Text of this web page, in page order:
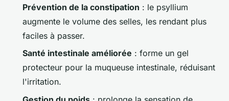
Prévention de la constipation : le psyllium
augmente le volume des selles, les rendant plus
faciles à passer.
Santé intestinale améliorée : forme un gel
protecteur pour la muqueuse intestinale, réduisant
l'irritation.